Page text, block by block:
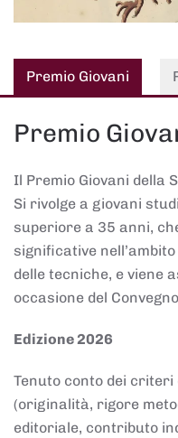
Premio Giovani
Premio
Il Premio Giovani della
Si rivolge a giovani
superiore a 35 anni,
significative
delle tecniche, e viene
occasione del
Edizione 2026
Tenuto conto dei
(originalità, rigore
editoriale, contributo